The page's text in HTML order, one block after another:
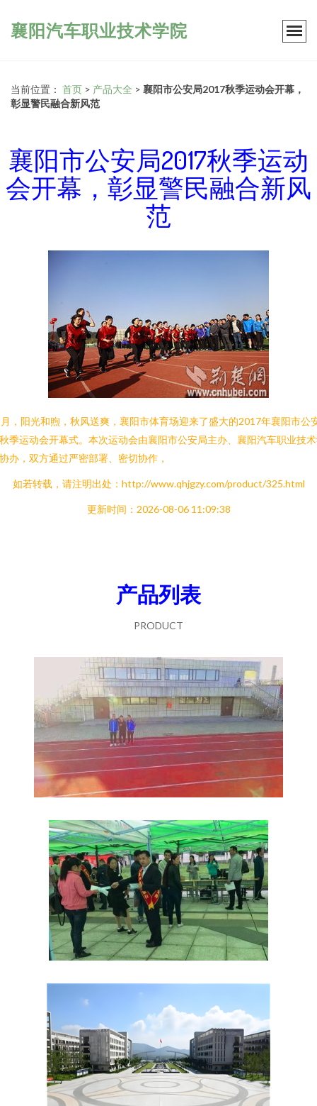
襄阳汽车职业技术学院
当前位置： 首页 > 产品大全 > 襄阳市公安局2017秋季运动会开幕，
彰显警民融合新风范
襄阳市公安局2017秋季运动
会开幕，彰显警民融合新风
范
，阳光和煦，秋风送爽，襄阳市体育场迎来了盛大的2017年襄阳市公
季运动会开幕式。本次运动会由襄阳市公安局主办、襄阳汽车职业技
办，双方通过严密部署、密切协作，
如若转载，请注明出处：http://www.qhjgzy.com/product/325.html
更新时间：2026-08-06 11:09:38
产品列表
PRODUCT